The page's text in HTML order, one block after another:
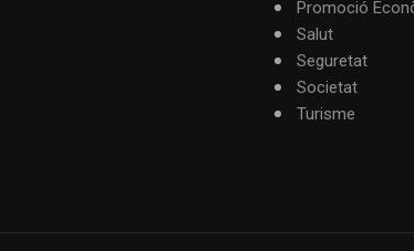
Promoció
Salut
Seguretat
Societat
Turisme